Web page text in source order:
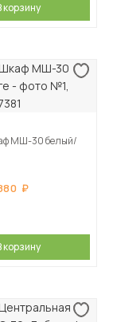
корзину
МШ-30 белый/
корзину